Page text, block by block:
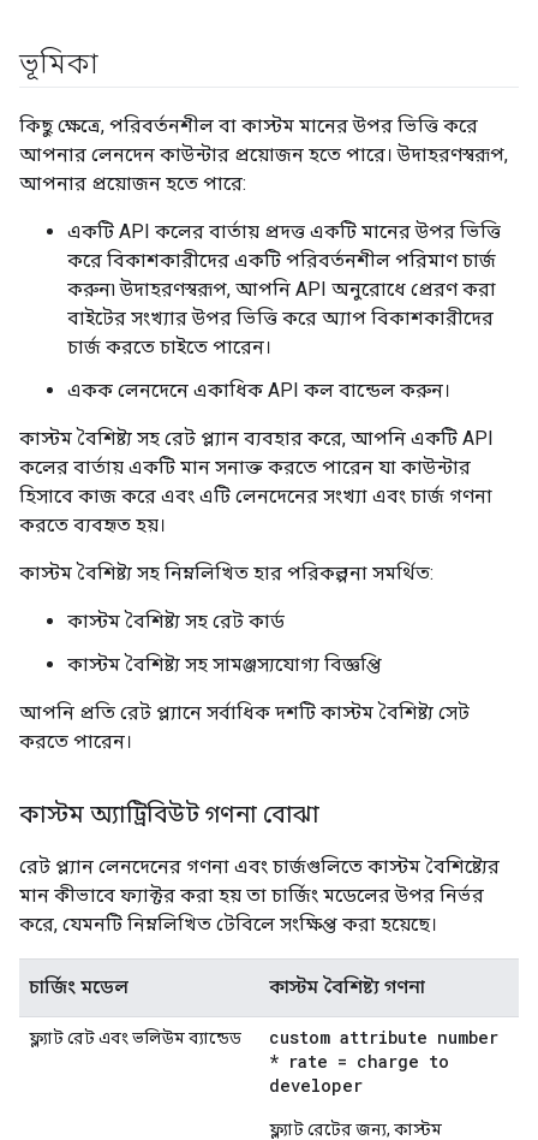
ভূমিকা
কিছু ক্ষেত্রে, পরিবর্তনশীল বা কাস্টম মানের উপর ভিত্তি করে
আপনার লেনদেন কাউন্টার প্রয়োজন হতে পারে। উদাহরণস্বরূপ,
আপনার প্রয়োজন হতে পারে:
একটি API কলের বার্তায় প্রদত্ত একটি মানের উপর ভিত্তি
করে বিকাশকারীদের একটি পরিবর্তনশীল পরিমাণ চার্জ
করুন৷ উদাহরণস্বরূপ, আপনি API অনুরোধে প্রেরণ করা
বাইটের সংখ্যার উপর ভিত্তি করে অ্যাপ বিকাশকারীদের
চার্জ করতে চাইতে পারেন।
একক লেনদেনে একাধিক API কল বান্ডেল করুন।
কাস্টম বৈশিষ্ট্য সহ রেট প্ল্যান ব্যবহার করে, আপনি একটি API
কলের বার্তায় একটি মান সনাক্ত করতে পারেন যা কাউন্টার
হিসাবে কাজ করে এবং এটি লেনদেনের সংখ্যা এবং চার্জ গণনা
করতে ব্যবহৃত হয়।
কাস্টম বৈশিষ্ট্য সহ নিম্নলিখিত হার পরিকল্পনা সমর্থিত:
কাস্টম বৈশিষ্ট্য সহ রেট কার্ড
কাস্টম বৈশিষ্ট্য সহ সামঞ্জস্যযোগ্য বিজ্ঞপ্তি
আপনি প্রতি রেট প্ল্যানে সর্বাধিক দশটি কাস্টম বৈশিষ্ট্য সেট
করতে পারেন।
কাস্টম অ্যাট্রিবিউট গণনা বোঝা
রেট প্ল্যান লেনদেনের গণনা এবং চার্জগুলিতে কাস্টম বৈশিষ্ট্যের
মান কীভাবে ফ্যাক্টর করা হয় তা চার্জিং মডেলের উপর নির্ভর
করে, যেমনটি নিম্নলিখিত টেবিলে সংক্ষিপ্ত করা হয়েছে।
চার্জিং মডেল কাস্টম বৈশিষ্ট্য গণনা
ফ্ল্যাট রেট এবং ভলিউম ব্যান্ডেড
custom attribute number
* rate = charge to
developer
ফ্ল্যাট রেটের জন্য, কাস্টম